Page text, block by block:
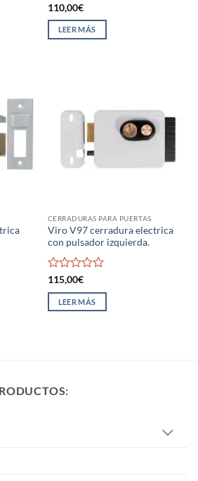
Valorado
con
de
110,00€
LEER MÁS
CERRADURAS PARA PUERTAS
Viro V97 cerradura electrica
con pulsador izquierda.
Valorado
con
de
115,00€
LEER MÁS